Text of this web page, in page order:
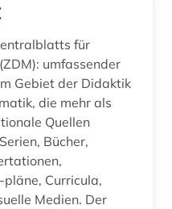
für
umfassender
Gebiet der Didaktik
die mehr als
Quellen
Bücher,
Curricula,
Medien. Der